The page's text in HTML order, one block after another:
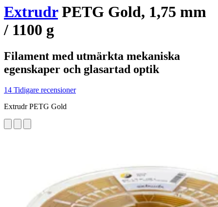
ExtrudrPETG Gold, 1,75 mm
/ 1100 g
Filament med utmärkta mekaniska
egenskaper och glasartad optik
14 Tidigare recensioner
Extrudr PETG Gold